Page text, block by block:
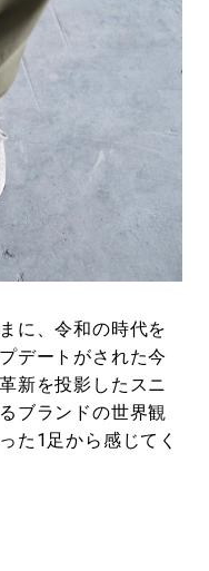
に、令和の時代を
デートがされた今
新を投影したスニ
ブランドの世界観
た1足から感じてく